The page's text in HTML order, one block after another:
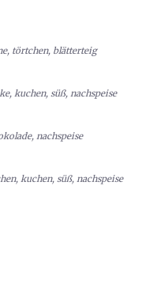
, törtchen, blätterteig
, kuchen, süß, nachspeise
, nachspeise
, kuchen, süß, nachspeise